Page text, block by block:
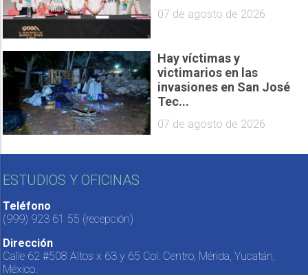
07 de agosto de 2026
Hay víctimas y
victimarios en las
invasiones en San José
Tec...
07 de agosto de 2026
ESTUDIOS Y OFICINAS
Teléfono
(999) 923 61 55 (recepción)
Dirección
Calle 62 #508 Altos x 63 y 65 Col. Centro, Mérida, Yucatán,
México.